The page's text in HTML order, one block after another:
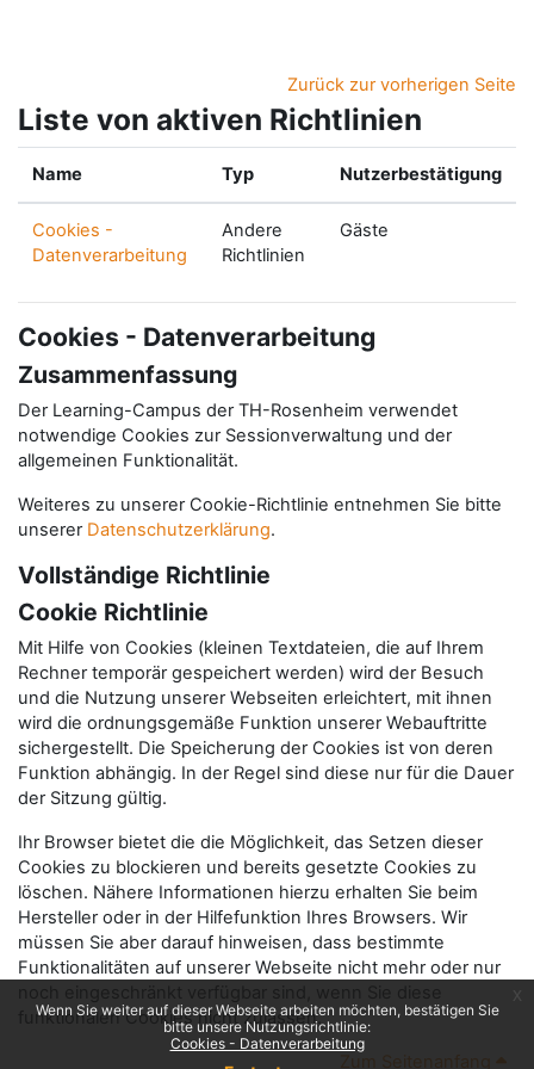
Wenn Sie weiter auf dieser Webseite arbeiten möchten, bestätigen Sie
bitte unsere Nutzungsrichtlinie:
Cookies - Datenverarbeitung
Zurück zur vorherigen Seite
Liste von aktiven Richtlinien
Name Typ Nutzerbestätigung
Cookies -
Datenverarbeitung
Andere
Richtlinien
Gäste
Cookies - Datenverarbeitung
Zusammenfassung
Der Learning-Campus der TH-Rosenheim verwendet
notwendige Cookies zur Sessionverwaltung und der
allgemeinen Funktionalität.
Weiteres zu unserer Cookie-Richtlinie entnehmen Sie bitte
unserer Datenschutzerklärung.
Vollständige Richtlinie
Cookie Richtlinie
Mit Hilfe von Cookies (kleinen Textdateien, die auf Ihrem
Rechner temporär gespeichert werden) wird der Besuch
und die Nutzung unserer Webseiten erleichtert, mit ihnen
wird die ordnungsgemäße Funktion unserer Webauftritte
sichergestellt. Die Speicherung der Cookies ist von deren
Funktion abhängig. In der Regel sind diese nur für die Dauer
der Sitzung gültig.
Ihr Browser bietet die die Möglichkeit, das Setzen dieser
Cookies zu blockieren und bereits gesetzte Cookies zu
löschen. Nähere Informationen hierzu erhalten Sie beim
Hersteller oder in der Hilfefunktion Ihres Browsers. Wir
müssen Sie aber darauf hinweisen, dass bestimmte
Funktionalitäten auf unserer Webseite nicht mehr oder nur
funktionalen Cookies nicht zulassen.